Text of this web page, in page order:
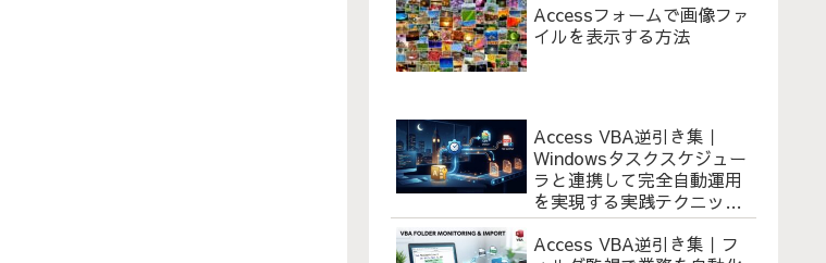
Accessフォームで画像ファ
イルを表示する方法
Access VBA逆引き集｜
Windowsタスクスケジュー
ラと連携して完全自動運用
を実現する実践テクニック
とCopilot活用術
Access VBA逆引き集｜フ